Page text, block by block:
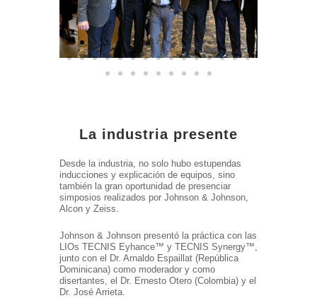
La industria presente
Desde la industria, no solo hubo estupendas
inducciones y explicación de equipos, sino
también la gran oportunidad de presenciar
simposios realizados por Johnson & Johnson,
Alcon y Zeiss.
Johnson & Johnson presentó la práctica con las
LIOs TECNIS Eyhance™ y TECNIS Synergy™,
junto con el Dr. Arnaldo Espaillat (República
Dominicana) como moderador y como
disertantes, el Dr. Ernesto Otero (Colombia) y el
Dr. José Arrieta.